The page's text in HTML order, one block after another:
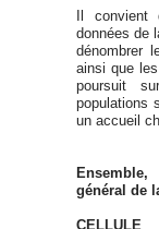
Il
données de
dénombrer
ainsi que
poursuit
populations
un accueil
général de